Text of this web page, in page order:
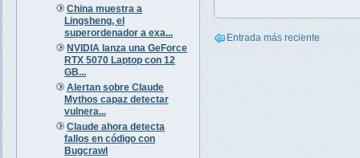
China muestra a
Lingsheng, el
superordenador a exa...
NVIDIA lanza una GeForce
RTX 5070 Laptop con 12
GB...
Alertan sobre Claude
Mythos capaz detectar
vulnera...
Claude ahora detecta
fallos en código con
Bugcrawl
Entrada más reciente